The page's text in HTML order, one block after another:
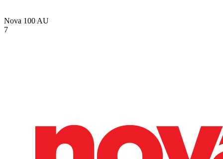
Nova 100 AU
7